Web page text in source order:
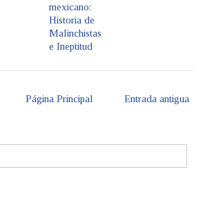
mexicano:
Historia de
Malinchistas
e Ineptitud
Entrada antigua
Página Principal